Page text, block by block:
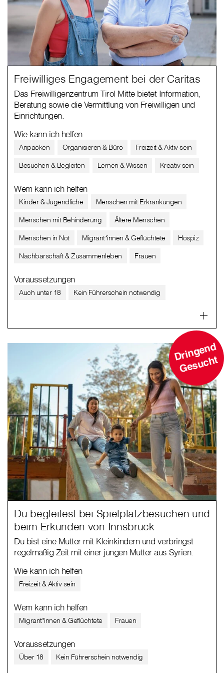
Freiwilliges Engagement bei der Caritas
Das Freiwilligenzentrum Tirol Mitte bietet Information,
Beratung sowie die Vermittlung von Freiwilligen und
Einrichtungen.
Wie kann ich helfen
Anpacken Organisieren & Büro
Freizeit & Aktiv sein
Besuchen & Begleiten
Lernen & Wissen Kreativ sein
Wem kann ich helfen
Kinder & Jugendliche
Menschen mit Erkrankungen
Menschen mit Behinderung
Ältere Menschen
Menschen in Not
Migrant*innen & Geflüchtete
Hospiz
Nachbarschaft & Zusammenleben
Frauen
Voraussetzungen
Auch unter 18 Kein Führerschein notwendig
D
ri
n
g
e
n
d
G
e
s
u
c
ht
Du begleitest bei Spielplatzbesuchen und
beim Erkunden von Innsbruck
Du bist eine Mutter mit Kleinkindern und verbringst
regelmäßig Zeit mit einer jungen Mutter aus Syrien.
Wie kann ich helfen
Freizeit & Aktiv sein
Wem kann ich helfen
Migrant*innen & Geflüchtete Frauen
Voraussetzungen
Über 18 Kein Führerschein notwendig